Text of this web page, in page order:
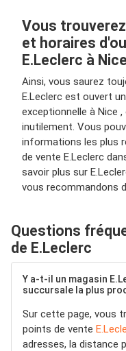
Vous
et horaires
E.Leclerc à Nice
Ainsi, vous saurez
E.Leclerc est ouvert
exceptionnelle à Nice
inutilement. Vous
informations les plus
de vente E.Leclerc
savoir plus sur
vous recommandons
Questions
de E.Leclerc
Y a-t-il un magasin
succursale la plus
Sur cette page, vous
points de vente
adresses, la distance